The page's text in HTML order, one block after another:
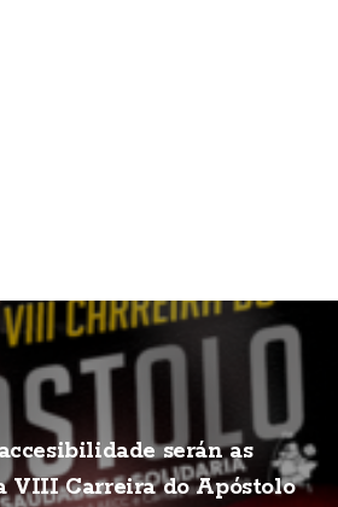
serán as
VIII Carreira do Apóstolo